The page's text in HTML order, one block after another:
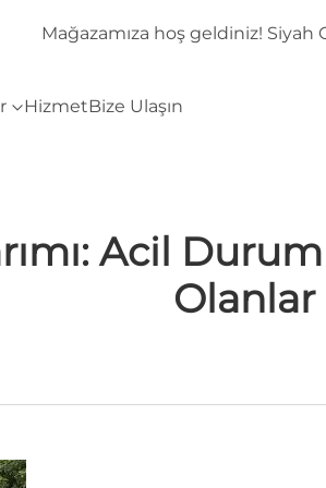
Mağazamıza hoş geldiniz! Siyah
HizmetBize Ulaşın
Acil
Olanlar